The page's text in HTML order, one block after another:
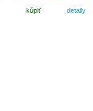
kúpiť detaily